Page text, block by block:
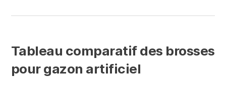
Tableau comparatif des brosses
pour gazon artificiel